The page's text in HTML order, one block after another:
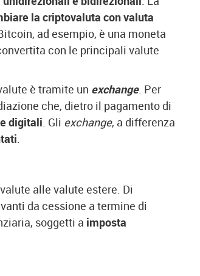
la criptovaluta con valuta
ad esempio, è una moneta
con le principali valute
è tramite un exchange. Per
che, dietro il pagamento di
digitali. Gli exchange, a differenza
.
alle valute estere. Di
da cessione a termine di
soggetti a imposta